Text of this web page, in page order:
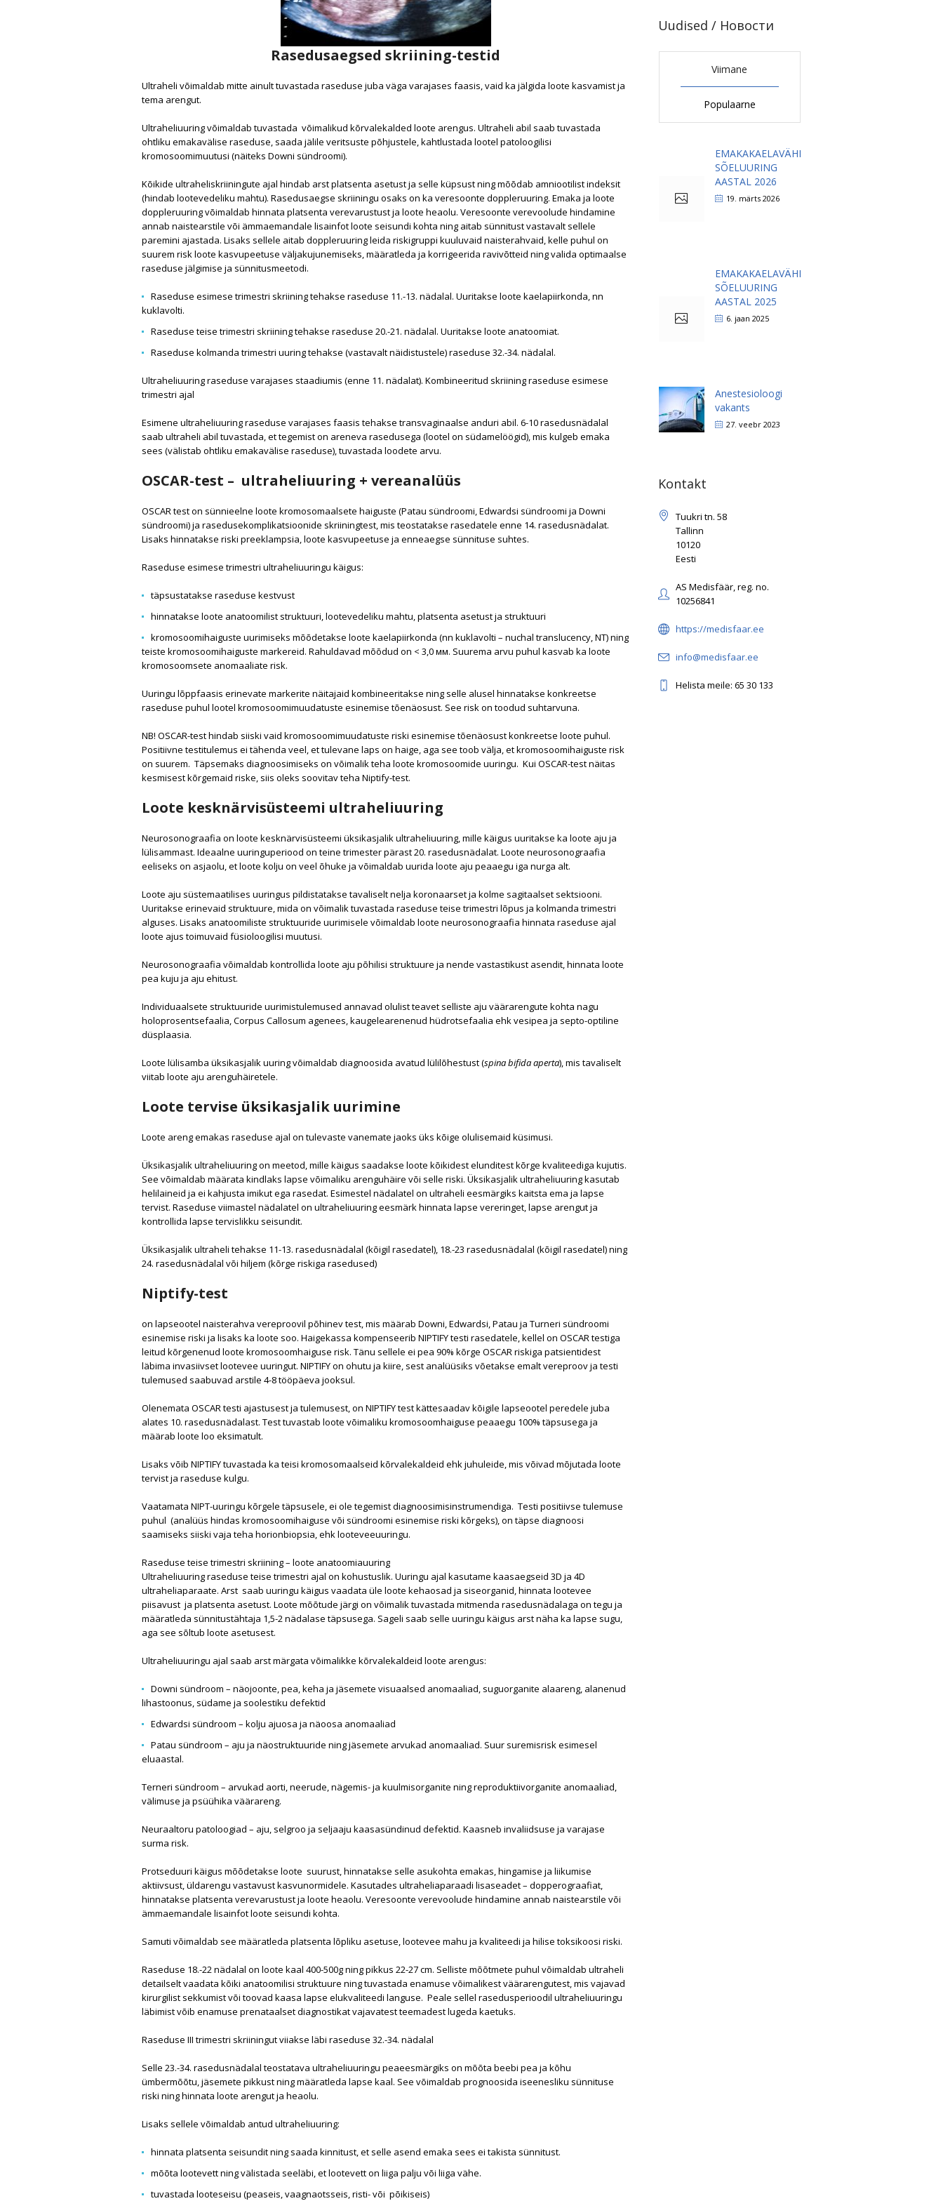
Rasedusaegsed skriining-testid
Ultraheli võimaldab mitte ainult tuvastada raseduse juba väga varajases faasis, vaid ka jälgida loote kasvamist ja
tema arengut.
Ultraheliuuring võimaldab tuvastada võimalikud kõrvalekalded loote arengus. Ultraheli abil saab tuvastada
ohtliku emakavälise raseduse, saada jälile veritsuste põhjustele, kahtlustada lootel patoloogilisi
kromosoomimuutusi (näiteks Downi sündroomi).
Kõikide ultraheliskriiningute ajal hindab arst platsenta asetust ja selle küpsust ning mõõdab amniootilist indeksit
(hindab lootevedeliku mahtu). Rasedusaegse skriiningu osaks on ka veresoonte doppleruuring. Emaka ja loote
doppleruuring võimaldab hinnata platsenta verevarustust ja loote heaolu. Veresoonte verevoolude hindamine
annab naistearstile või ämmaemandale lisainfot loote seisundi kohta ning aitab sünnitust vastavalt sellele
paremini ajastada. Lisaks sellele aitab doppleruuring leida riskigruppi kuuluvaid naisterahvaid, kelle puhul on
suurem risk loote kasvupeetuse väljakujunemiseks, määratleda ja korrigeerida ravivõtteid ning valida optimaalse
raseduse jälgimise ja sünnitusmeetodi.
Raseduse esimese trimestri skriining tehakse raseduse 11.-13. nädalal. Uuritakse loote kaelapiirkonda, nn
kuklavolti.
Raseduse teise trimestri skriining tehakse raseduse 20.-21. nädalal. Uuritakse loote anatoomiat.
Raseduse kolmanda trimestri uuring tehakse (vastavalt näidistustele) raseduse 32.-34. nädalal.
Ultraheliuuring raseduse varajases staadiumis (enne 11. nädalat). Kombineeritud skriining raseduse esimese
trimestri ajal
Esimene ultraheliuuring raseduse varajases faasis tehakse transvaginaalse anduri abil. 6-10 rasedusnädalal
saab ultraheli abil tuvastada, et tegemist on areneva rasedusega (lootel on südamelöögid), mis kulgeb emaka
sees (välistab ohtliku emakavälise raseduse), tuvastada loodete arvu.
OSCAR-test – ultraheliuuring + vereanalüüs
OSCAR test on sünnieelne loote kromosomaalsete haiguste (Patau sündroomi, Edwardsi sündroomi ja Downi
sündroomi) ja rasedusekomplikatsioonide skriiningtest, mis teostatakse rasedatele enne 14. rasedusnädalat.
Lisaks hinnatakse riski preeklampsia, loote kasvupeetuse ja enneaegse sünnituse suhtes.
Raseduse esimese trimestri ultraheliuuringu käigus:
täpsustatakse raseduse kestvust
hinnatakse loote anatoomilist struktuuri, lootevedeliku mahtu, platsenta asetust ja struktuuri
kromosoomihaiguste uurimiseks mõõdetakse loote kaelapiirkonda (nn kuklavolti – nuchal translucency, NT) ning
teiste kromosoomihaiguste markereid. Rahuldavad mõõdud on < 3,0 мм. Suurema arvu puhul kasvab ka loote
kromosoomsete anomaaliate risk.
Uuringu lõppfaasis erinevate markerite näitajaid kombineeritakse ning selle alusel hinnatakse konkreetse
raseduse puhul lootel kromosoomimuudatuste esinemise tõenäosust. See risk on toodud suhtarvuna.
NB! OSCAR-test hindab siiski vaid kromosoomimuudatuste riski esinemise tõenäosust konkreetse loote puhul.
Positiivne testitulemus ei tähenda veel, et tulevane laps on haige, aga see toob välja, et kromosoomihaiguste risk
on suurem. Täpsemaks diagnoosimiseks on võimalik teha loote kromosoomide uuringu. Kui OSCAR-test näitas
kesmisest kõrgemaid riske, siis oleks soovitav teha Niptify-test.
Loote kesknärvisüsteemi ultraheliuuring
Neurosonograafia on loote kesknärvisüsteemi üksikasjalik ultraheliuuring, mille käigus uuritakse ka loote aju ja
lülisammast. Ideaalne uuringuperiood on teine trimester pärast 20. rasedusnädalat. Loote neurosonograafia
eeliseks on asjaolu, et loote kolju on veel õhuke ja võimaldab uurida loote aju peaaegu iga nurga alt.
Loote aju süstemaatilises uuringus pildistatakse tavaliselt nelja koronaarset ja kolme sagitaalset sektsiooni.
Uuritakse erinevaid struktuure, mida on võimalik tuvastada raseduse teise trimestri lõpus ja kolmanda trimestri
alguses. Lisaks anatoomiliste struktuuride uurimisele võimaldab loote neurosonograafia hinnata raseduse ajal
loote ajus toimuvaid füsioloogilisi muutusi.
Neurosonograafia võimaldab kontrollida loote aju põhilisi struktuure ja nende vastastikust asendit, hinnata loote
pea kuju ja aju ehitust.
Individuaalsete struktuuride uurimistulemused annavad olulist teavet selliste aju väärarengute kohta nagu
holoprosentsefaalia, Corpus Callosum agenees, kaugelearenenud hüdrotsefaalia ehk vesipea ja septo-optiline
düsplaasia.
Loote lülisamba üksikasjalik uuring võimaldab diagnoosida avatud lülilõhestust (spina bifida aperta), mis tavaliselt
viitab loote aju arenguhäiretele.
Loote tervise üksikasjalik uurimine
Loote areng emakas raseduse ajal on tulevaste vanemate jaoks üks kõige olulisemaid küsimusi.
Üksikasjalik ultraheliuuring on meetod, mille käigus saadakse loote kõikidest elunditest kõrge kvaliteediga kujutis.
See võimaldab määrata kindlaks lapse võimaliku arenguhäire või selle riski. Üksikasjalik ultraheliuuring kasutab
helilaineid ja ei kahjusta imikut ega rasedat. Esimestel nädalatel on ultraheli eesmärgiks kaitsta ema ja lapse
tervist. Raseduse viimastel nädalatel on ultraheliuuring eesmärk hinnata lapse vereringet, lapse arengut ja
kontrollida lapse tervislikku seisundit.
Üksikasjalik ultraheli tehakse 11-13. rasedusnädalal (kõigil rasedatel), 18.-23 rasedusnädalal (kõigil rasedatel) ning
24. rasedusnädalal või hiljem (kõrge riskiga rasedused)
Niptify-test
on lapseootel naisterahva vereproovil põhinev test, mis määrab Downi, Edwardsi, Patau ja Turneri sündroomi
esinemise riski ja lisaks ka loote soo. Haigekassa kompenseerib NIPTIFY testi rasedatele, kellel on OSCAR testiga
leitud kõrgenenud loote kromosoomhaiguse risk. Tänu sellele ei pea 90% kõrge OSCAR riskiga patsientidest
läbima invasiivset lootevee uuringut. NIPTIFY on ohutu ja kiire, sest analüüsiks võetakse emalt vereproov ja testi
tulemused saabuvad arstile 4-8 tööpäeva jooksul.
Olenemata OSCAR testi ajastusest ja tulemusest, on NIPTIFY test kättesaadav kõigile lapseootel peredele juba
alates 10. rasedusnädalast. Test tuvastab loote võimaliku kromosoomhaiguse peaaegu 100% täpsusega ja
määrab loote loo eksimatult.
Lisaks võib NIPTIFY tuvastada ka teisi kromosomaalseid kõrvalekaldeid ehk juhuleide, mis võivad mõjutada loote
tervist ja raseduse kulgu.
Vaatamata NIPT-uuringu kõrgele täpsusele, ei ole tegemist diagnoosimisinstrumendiga. Testi positiivse tulemuse
puhul (analüüs hindas kromosoomihaiguse või sündroomi esinemise riski kõrgeks), on täpse diagnoosi
saamiseks siiski vaja teha horionbiopsia, ehk looteveeuuringu.
Raseduse teise trimestri skriining – loote anatoomiauuring
Ultraheliuuring raseduse teise trimestri ajal on kohustuslik. Uuringu ajal kasutame kaasaegseid 3D ja 4D
ultraheliaparaate. Arst saab uuringu käigus vaadata üle loote kehaosad ja siseorganid, hinnata lootevee
piisavust ja platsenta asetust. Loote mõõtude järgi on võimalik tuvastada mitmenda rasedusnädalaga on tegu ja
määratleda sünnitustähtaja 1,5-2 nädalase täpsusega. Sageli saab selle uuringu käigus arst näha ka lapse sugu,
aga see sõltub loote asetusest.
Ultraheliuuringu ajal saab arst märgata võimalikke kõrvalekaldeid loote arengus:
Downi sündroom – näojoonte, pea, keha ja jäsemete visuaalsed anomaaliad, suguorganite alaareng, alanenud
lihastoonus, südame ja soolestiku defektid
Edwardsi sündroom – kolju ajuosa ja näoosa anomaaliad
Patau sündroom – aju ja näostruktuuride ning jäsemete arvukad anomaaliad. Suur suremisrisk esimesel
eluaastal.
Terneri sündroom – arvukad aorti, neerude, nägemis- ja kuulmisorganite ning reproduktiivorganite anomaaliad,
välimuse ja psüühika väärareng.
Neuraaltoru patoloogiad – aju, selgroo ja seljaaju kaasasündinud defektid. Kaasneb invaliidsuse ja varajase
surma risk.
Protseduuri käigus mõõdetakse loote suurust, hinnatakse selle asukohta emakas, hingamise ja liikumise
aktiivsust, üldarengu vastavust kasvunormidele. Kasutades ultraheliaparaadi lisaseadet – dopperograafiat,
hinnatakse platsenta verevarustust ja loote heaolu. Veresoonte verevoolude hindamine annab naistearstile või
ämmaemandale lisainfot loote seisundi kohta.
Samuti võimaldab see määratleda platsenta lõpliku asetuse, lootevee mahu ja kvaliteedi ja hilise toksikoosi riski.
Raseduse 18.-22 nädalal on loote kaal 400-500g ning pikkus 22-27 cm. Selliste mõõtmete puhul võimaldab ultraheli
detailselt vaadata kõiki anatoomilisi struktuure ning tuvastada enamuse võimalikest väärarengutest, mis vajavad
kirurgilist sekkumist või toovad kaasa lapse elukvaliteedi languse. Peale sellel rasedusperioodil ultraheliuuringu
läbimist võib enamuse prenataalset diagnostikat vajavatest teemadest lugeda kaetuks.
Raseduse III trimestri skriiningut viiakse läbi raseduse 32.-34. nädalal
Selle 23.-34. rasedusnädalal teostatava ultraheliuuringu peaeesmärgiks on mõõta beebi pea ja kõhu
ümbermõõtu, jäsemete pikkust ning määratleda lapse kaal. See võimaldab prognoosida iseenesliku sünnituse
riski ning hinnata loote arengut ja heaolu.
Lisaks sellele võimaldab antud ultraheliuuring:
hinnata platsenta seisundit ning saada kinnitust, et selle asend emaka sees ei takista sünnitust.
mõõta lootevett ning välistada seeläbi, et lootevett on liiga palju või liiga vähe.
tuvastada looteseisu (peaseis, vaagnaotsseis, risti- või põikiseis)
Uudised / Новости
Viimane
Populaarne
EMAKAKAELAVÄHI
SÕELUURING
AASTAL 2026
19. märts 2026
EMAKAKAELAVÄHI
SÕELUURING
AASTAL 2025
6. jaan 2025
Anestesioloogi
vakants
27. veebr 2023
Kontakt
Tuukri tn. 58
Tallinn
10120
Eesti
AS Medisfäär, reg. no.
10256841
https://medisfaar.ee
info@medisfaar.ee
Helista meile: 65 30 133